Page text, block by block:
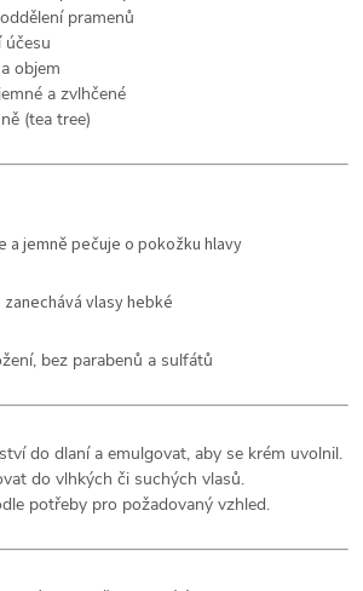
pramenů
účesu
objem
a zvlhčené
(tea tree)
a jemně pečuje o pokožku hlavy
vlasy hebké
bez parabenů a sulfátů
do dlaní a emulgovat, aby se krém uvolnil.
do vlhkých či suchých vlasů.
potřeby pro požadovaný vzhled.